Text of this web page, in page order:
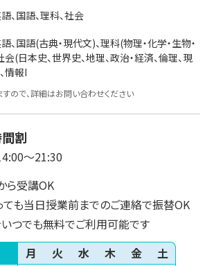
、国語、理科、社会
、国語(古典・現代文)、理科(物理・化学・生物・
会(日本史、世界史、地理、政治・経済、倫理、現
情報I
ので、詳細はお問い合わせください
割
〜21:30
ら受講OK
も当日授業前までのご連絡で振替OK
つでも無料でご利用可能です
月 火 水 木 金 土